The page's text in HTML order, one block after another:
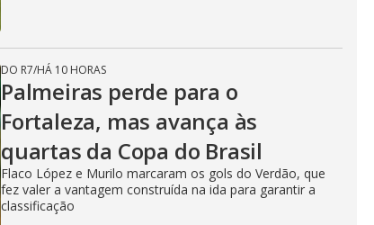
DO R7/HÁ 10 HORAS
Palmeiras perde para o
Fortaleza, mas avança às
quartas da Copa do Brasil
Flaco López e Murilo marcaram os gols do Verdão, que
fez valer a vantagem construída na ida para garantir a
classificação